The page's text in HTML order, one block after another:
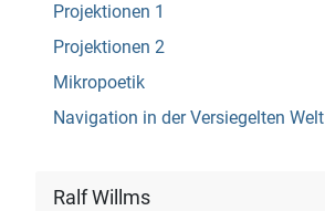
Projektionen 1
Projektionen 2
Mikropoetik
Navigation in der Versiegelten Welt
Ralf Willms